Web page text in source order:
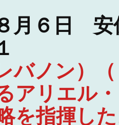
月６日
バノン）
アリエル
を指揮し